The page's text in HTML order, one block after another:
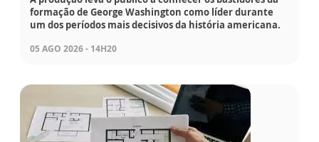
formação de George Washington como líder durante
um dos períodos mais decisivos da história americana.
05 AGO 2026 - 14H20